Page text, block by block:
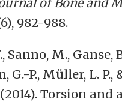
982-988.
Sanno, M., Ganse,
G.-P., Müller, L. P.,
Torsion and